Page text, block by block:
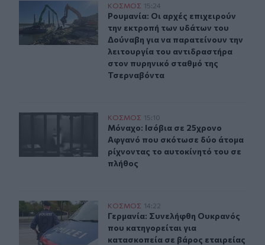
Ρουμανία: Οι αρχές επιχειρούν την εκτροπή των
ΚΟΣΜΟΣ 15:24
Ρουμανία: Οι αρχές επιχειρούν
Ρουμανία: Οι αρχές επιχειρούν
την εκτροπή των υδάτων του
Δούναβη για να παρατείνουν την
λειτουργία του αντιδραστήρα
στον πυρηνικό σταθμό της
Τσερναβόντα
Μόναχο: Ισόβια σε 25χρονο Αφγανό που σκότωσε δύο
ΚΟΣΜΟΣ 15:10
Μόναχο: Ισόβια σε 25χρονο
Μόναχο: Ισόβια σε 25χρονο
Αφγανό που σκότωσε δύο άτομα
ρίχνοντας το αυτοκίνητό του σε
πλήθος
Γερμανία: Συνελήφθη Ουκρανός που κατηγορείται για
ΚΟΣΜΟΣ 14:22
Γερμανία: Συνελήφθη Ουκρανός
Γερμανία: Συνελήφθη Ουκρανός
που κατηγορείται για
κατασκοπεία σε βάρος εταιρείας